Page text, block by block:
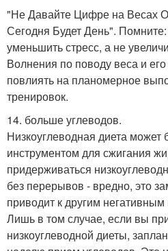
"Не Давайте Цифре на Весах
Сегодня Будет День".
уменьшить стресс, а не
Волнения по поводу веса и
повлиять на планомерное
тренировок.
14. больше углеводов.
Низкоуглеводная диета
инструментом для сжигания
придерживаться
без перерывов - вредно, это
приводит к другим
Лишь в том случае, если вы
низкоуглеводной диеты,